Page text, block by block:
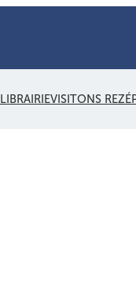
LIBRAIRIEVISITONS REZÉ